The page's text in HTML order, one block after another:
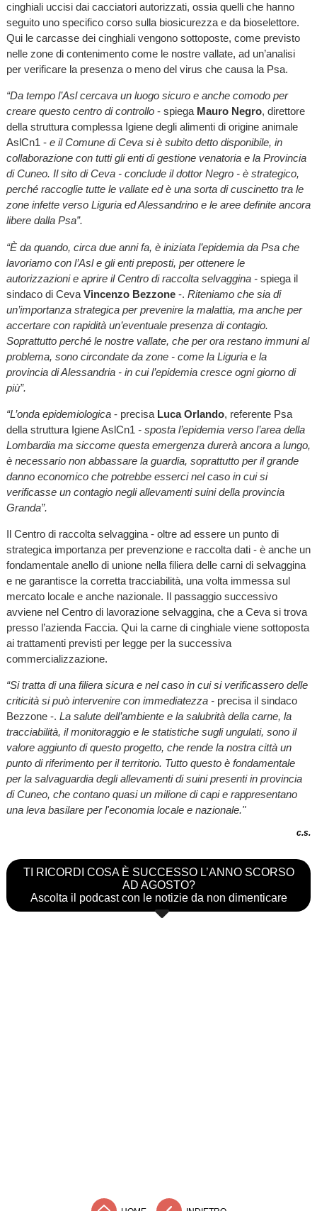
cinghiali uccisi dai cacciatori autorizzati, ossia quelli che hanno
seguito uno specifico corso sulla biosicurezza e da bioselettore.
Qui le carcasse dei cinghiali vengono sottoposte, come previsto
nelle zone di contenimento come le nostre vallate, ad un’analisi
per verificare la presenza o meno del virus che causa la Psa.
“Da tempo l’Asl cercava un luogo sicuro e anche comodo per
creare questo centro di controllo - spiega Mauro Negro, direttore
della struttura complessa Igiene degli alimenti di origine animale
AslCn1 - e il Comune di Ceva si è subito detto disponibile, in
collaborazione con tutti gli enti di gestione venatoria e la Provincia
di Cuneo. Il sito di Ceva - conclude il dottor Negro - è strategico,
perché raccoglie tutte le vallate ed è una sorta di cuscinetto tra le
zone infette verso Liguria ed Alessandrino e le aree definite ancora
libere dalla Psa”.
“È da quando, circa due anni fa, è iniziata l’epidemia da Psa che
lavoriamo con l’Asl e gli enti preposti, per ottenere le
autorizzazioni e aprire il Centro di raccolta selvaggina -spiega il
sindaco di Ceva Vincenzo Bezzone-. Riteniamo che sia di
un’importanza strategica per prevenire la malattia, ma anche per
accertare con rapidità un’eventuale presenza di contagio.
Soprattutto perché le nostre vallate, che per ora restano immuni al
problema, sono circondate da zone - come la Liguria e la
provincia di Alessandria - in cui l’epidemia cresce ogni giorno di
più”.
“L’onda epidemiologica- precisaLuca Orlando, referente Psa
della struttura Igiene AslCn1 - sposta l’epidemia verso l’area della
Lombardia ma siccome questa emergenza durerà ancora a lungo,
è necessario non abbassare la guardia, soprattutto per il grande
danno economico che potrebbe esserci nel caso in cui si
verificasse un contagio negli allevamenti suini della provincia
Granda”.
Il Centro di raccolta selvaggina - oltre ad essere un punto di
strategica importanza per prevenzione e raccolta dati - è anche un
fondamentale anello di unione nella filiera delle carni di selvaggina
e ne garantisce la corretta tracciabilità, una volta immessa sul
mercato locale e anche nazionale. Il passaggio successivo
avviene nel Centro di lavorazione selvaggina, che a Ceva si trova
presso l’azienda Faccia. Qui la carne di cinghiale viene sottoposta
ai trattamenti previsti per legge per la successiva
commercializzazione.
“Si tratta di una filiera sicura e nel caso in cui si verificassero delle
criticità si può intervenire con immediatezza -precisa il sindaco
Bezzone -. La salute dell’ambiente e la salubrità della carne, la
tracciabilità, il monitoraggio e le statistiche sugli ungulati, sono il
valore aggiunto di questo progetto, che rende la nostra città un
punto di riferimento per il territorio. Tutto questo è fondamentale
per la salvaguardia degli allevamenti di suini presenti in provincia
di Cuneo, che contano quasi un milione di capi e rappresentano
una leva basilare per l'economia locale e nazionale."
c.s.
TI RICORDI COSA È SUCCESSO L’ANNO SCORSO
AD AGOSTO?
Ascolta il podcast con le notizie da non dimenticare